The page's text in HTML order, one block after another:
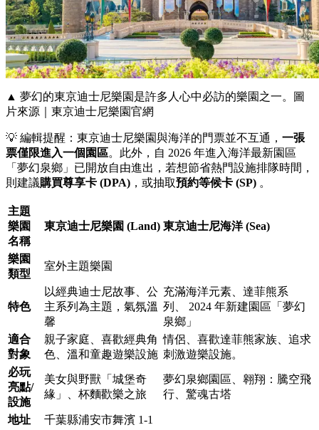
▲ 夢幻的東京迪士尼樂園是許多人心中必訪的樂園之一。圖
片來源｜東京迪士尼樂園官網
💡 編輯提醒：東京迪士尼樂園與海洋的門票並不互通， 一張
票僅限進入一個園區。此外，自 2026 年進入海洋最新園區
「夢幻泉鄉」已開放自由進出，若想節省熱門設施排隊時間，
則建議購買尊享卡 (DPA) ，或抽取預約等候卡 (SP) 。
主題
樂園
名稱
東京迪士尼樂園 (Land) 東京迪士尼海洋 (Sea)
樂園
類型
室外主題樂園
特色
以經典迪士尼故事、公
主系列為主題，氣氛溫
馨
充滿海洋元素、達菲熊系
列、 2024 年新建園區「夢幻
泉鄉」
適合
對象
親子家庭、喜歡經典角
色、溫和童趣遊樂設施
情侶、喜歡達菲熊家族、追求
刺激遊樂設施。
必玩
亮點/
設施
美女與野獸「城堡奇
緣」、杯麵歡樂之旅
夢幻泉鄉園區、翱翔：騰空飛
行、驚魂古塔
地址
千葉縣浦安市舞濱 1-1